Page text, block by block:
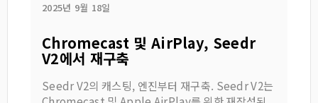
2025년 9월 18일
Chromecast 및 AirPlay, Seedr
V2에서 재구축
Seedr V2의 캐스팅, 엔진부터 재구축. Seedr V2는